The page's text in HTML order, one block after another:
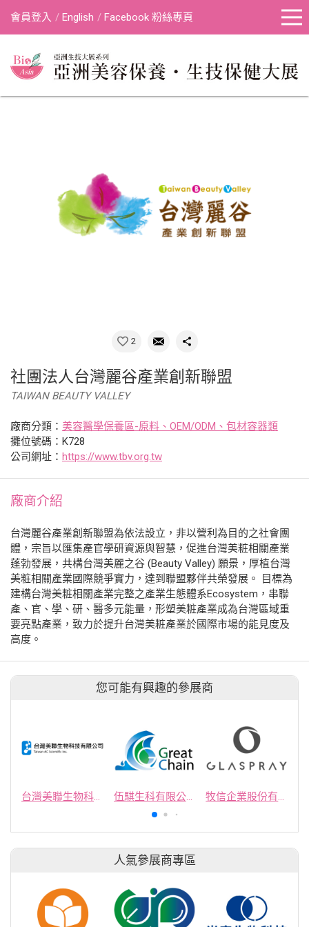
會員登入 English Facebook 粉絲專頁
2
社團法人台灣麗谷產業創新聯盟
TAIWAN BEAUTY VALLEY
廠商分類： 美容醫學保養區-原料、OEM/ODM、包材容器類
攤位號碼：K728
公司網址： https://www.tbv.org.tw
廠商介紹
台灣麗谷產業創新聯盟為依法設立，非以營利為目的之社會團
體，宗旨以匯集產官學研資源與智慧，促進台灣美粧相關產業
蓬勃發展，共構台灣美麗之谷 (Beauty Valley) 願景，厚植台灣
美粧相關產業國際競爭實力，達到聯盟夥伴共榮發展。 目標為
建構台灣美粧相關產業完整之產業生態體系Ecosystem，串聯
產、官、學、研、醫多元能量，形塑美粧產業成為台灣區域重
要亮點產業，致力於提升台灣美粧產業於國際市場的能見度及
高度。
您可能有興趣的參展商
伍騏生科有限公司
人氣參展商專區